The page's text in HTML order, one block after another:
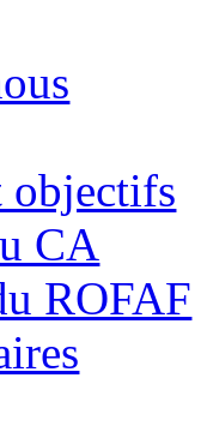
objectifs
CA
ROFAF